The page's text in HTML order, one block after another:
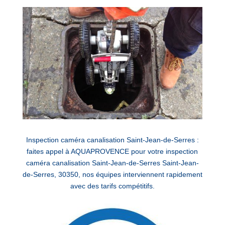
Inspection caméra canalisation Saint-Jean-de-Serres :
faites appel à AQUAPROVENCE pour votre inspection
caméra canalisation Saint-Jean-de-Serres Saint-Jean-
de-Serres, 30350, nos équipes interviennent rapidement
avec des tarifs compétitifs.